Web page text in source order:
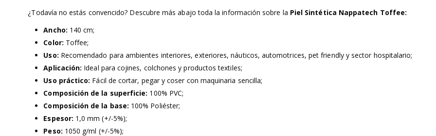
¿Todavía no estás convencido? Descubre más abajo toda la información sobre la Piel Sintética Nappatech Toffee:
Ancho: 140 cm;
Color: Toffee;
Uso: Recomendado para ambientes interiores, exteriores, náuticos, automotrices, pet friendly y sector hospitalario;
Aplicación: Ideal para cojines, colchones y productos textiles;
Uso práctico: Fácil de cortar, pegar y coser con maquinaria sencilla;
Composición de la superficie: 100% PVC;
Composición de la base: 100% Poliéster;
Espesor: 1,0 mm (+/-5%);
Peso: 1050 g/ml (+/-5%);